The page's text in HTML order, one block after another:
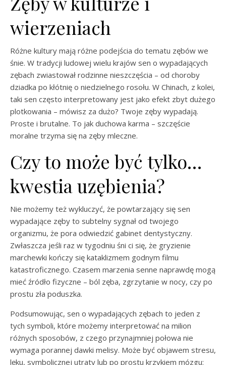
wierzeniach
Różne kultury mają różne podejścia do tematu zębów we
śnie. W tradycji ludowej wielu krajów sen o wypadających
zębach zwiastował rodzinne nieszczęścia – od choroby
dziadka po kłótnię o niedzielnego rosołu. W Chinach, z kolei,
taki sen często interpretowany jest jako efekt zbyt dużego
plotkowania – mówisz za dużo? Twoje zęby wypadają.
Proste i brutalne. To jak duchowa karma – szczęście
moralne trzyma się na zęby mleczne.
Czy to może być tylko…
kwestia uzębienia?
Nie możemy też wykluczyć, że powtarzający się sen
wypadające zęby to subtelny sygnał od twojego
organizmu, że pora odwiedzić gabinet dentystyczny.
Zwłaszcza jeśli raz w tygodniu śni ci się, że gryzienie
marchewki kończy się kataklizmem godnym filmu
katastroficznego. Czasem marzenia senne naprawdę mogą
mieć źródło fizyczne – ból zęba, zgrzytanie w nocy, czy po
prostu zła poduszka.
Podsumowując, sen o wypadających zębach to jeden z
tych symboli, które możemy interpretować na milion
różnych sposobów, z czego przynajmniej połowa nie
wymaga porannej dawki melisy. Może być objawem stresu,
lęku, symbolicznej utraty lub po prostu krzykiem mózgu: